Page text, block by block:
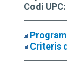
Codi UPC:
Criteris